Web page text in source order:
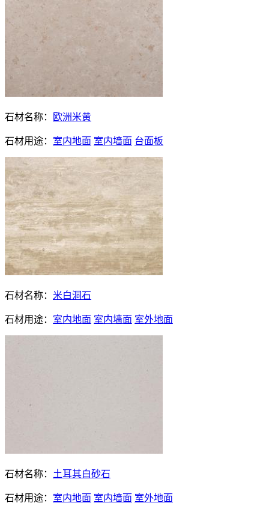
石材名称： 欧洲米黄
石材用途： 室内地面 室内墙面 台面板
石材名称： 米白洞石
石材用途： 室内地面 室内墙面 室外地面
石材名称： 土耳其白砂石
石材用途： 室内地面 室内墙面 室外地面